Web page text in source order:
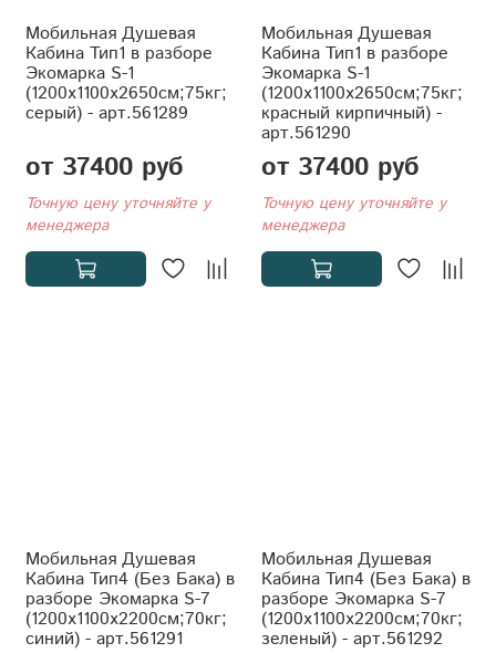
Мобильная Душевая
Кабина Тип1 в разборе
Экомарка S-1
(1200x1100x2650см;75кг;
серый) - арт.561289
от 37400 руб
Точную цену уточняйте у
менеджера
Мобильная Душевая
Кабина Тип1 в разборе
Экомарка S-1
(1200x1100x2650см;75кг;
красный кирпичный) -
арт.561290
от 37400 руб
Точную цену уточняйте у
менеджера
Мобильная Душевая
Кабина Тип4 (Без Бака) в
разборе Экомарка S-7
(1200x1100x2200см;70кг;
синий) - арт.561291
Мобильная Душевая
Кабина Тип4 (Без Бака) в
разборе Экомарка S-7
(1200x1100x2200см;70кг;
зеленый) - арт.561292